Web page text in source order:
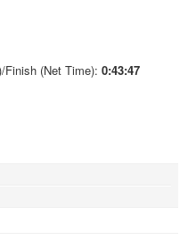
(Net Time): 0:43:47